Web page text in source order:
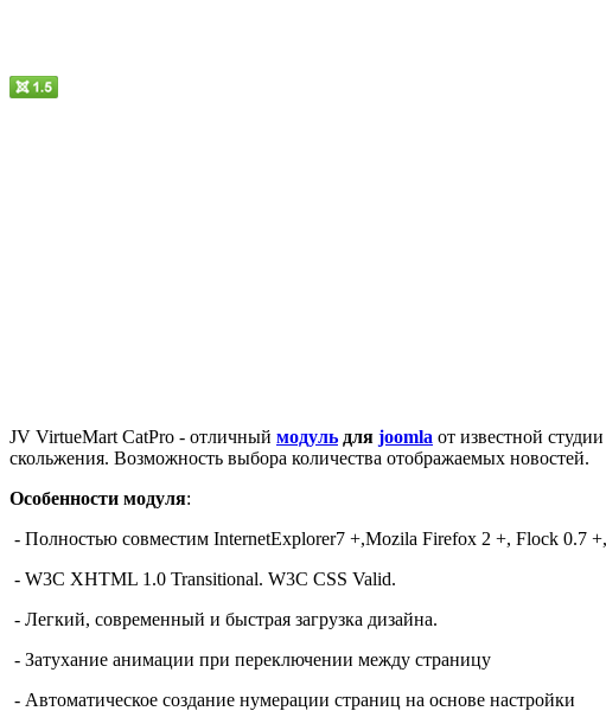
JV VirtueMart CatPro - отличный модуль для joomla от известной
скольжения. Возможность выбора количества отображаемых новостей.
Особенности модуля:
- Полностью совместим InternetExplorer7 +,Mozila Firefox 2 +, Flock 0.7 +
- W3C XHTML 1.0 Transitional. W3C CSS Valid.
- Легкий, современный и быстрая загрузка дизайна.
- Затухание анимации при переключении между страницу
- Автоматическое создание нумерации страниц на основе настройки